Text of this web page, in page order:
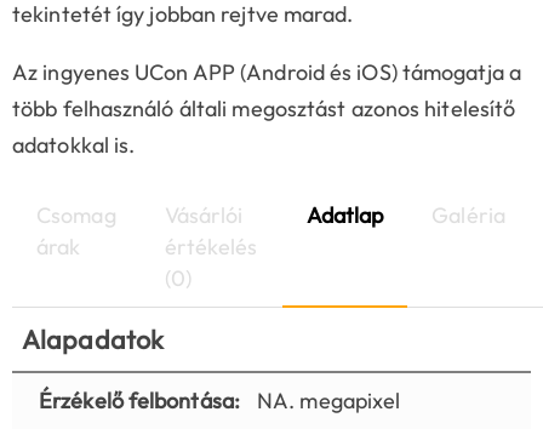
tekintetét így jobban rejtve marad.
Az ingyenes UCon APP (Android és iOS) támogatja a
több felhasználó általi megosztást azonos hitelesítő
adatokkal is.
Csomag
árak
Vásárlói
értékelés
(0)
Adatlap Galéria
Alapadatok
Érzékelő felbontása:
NA. megapixel